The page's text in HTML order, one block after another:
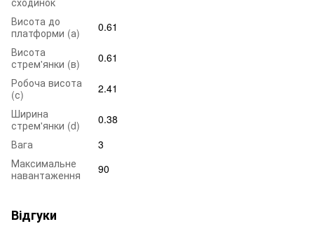
Висота до
платформи (а)
0.61
Висота
стрем'янки (в)
0.61
Робоча висота
(с)
2.41
Ширина
стрем'янки (d)
0.38
Вага
3
Максимальне
навантаження
90
Відгуки